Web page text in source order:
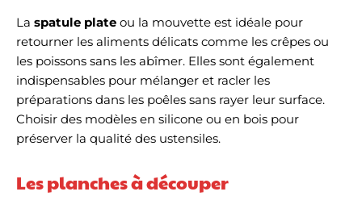
La spatule plate ou la mouvette est idéale pour
retourner les aliments délicats comme les crêpes ou
les poissons sans les abîmer. Elles sont également
indispensables pour mélanger et racler les
préparations dans les poêles sans rayer leur surface.
Choisir des modèles en silicone ou en bois pour
préserver la qualité des ustensiles.
Les planches à découper